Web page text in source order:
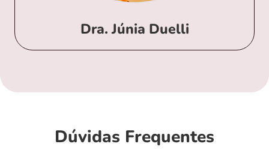
Dra. Júnia Duelli
Dúvidas Frequentes